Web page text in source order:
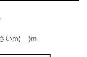
いm(__)m